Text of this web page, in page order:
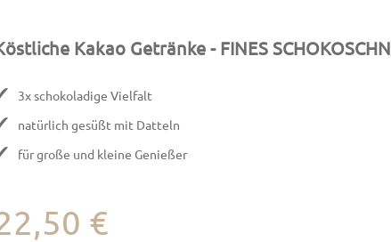
Kakao Getränke - FINES
3x schokoladige Vielfalt
natürlich gesüßt mit Datteln
für große und kleine Genießer
€